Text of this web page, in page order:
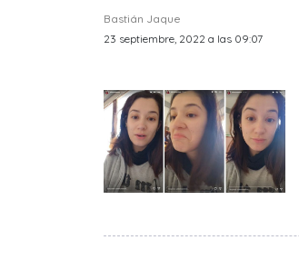
Bastián Jaque
23 septiembre, 2022 a las 09:07